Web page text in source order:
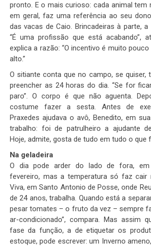
pronto. E o mais curioso: cada animal tem
em geral, faz uma referência ao seu
das vacas de Caio. Brincadeiras à parte,
“É uma profissão que está acabando”,
explica a razão: “O incentivo é muito
alto.”
O sitiante conta que no campo, se quiser,
preencher as 24 horas do dia. “Se for
paro”. O corpo é que não aguenta.
costume fazer a sesta. Antes de
Praxedes ajudava o avô, Benedito, em
trabalho: foi de patrulheiro a ajudante
Hoje, admite, gosta de tudo em tudo o que
Na geladeira
O dia pode arder do lado de fora,
fevereiro, mas a temperatura só faz cair
Viva, em Santo Antonio de Posse, onde
de 24 anos, trabalha. Quando está a
pesar tomates – o fruto da vez – sempre
ar-condicionado”, compara. Mas assim
fase da função, a de etiquetar os
estoque, pode escrever: um Inverno